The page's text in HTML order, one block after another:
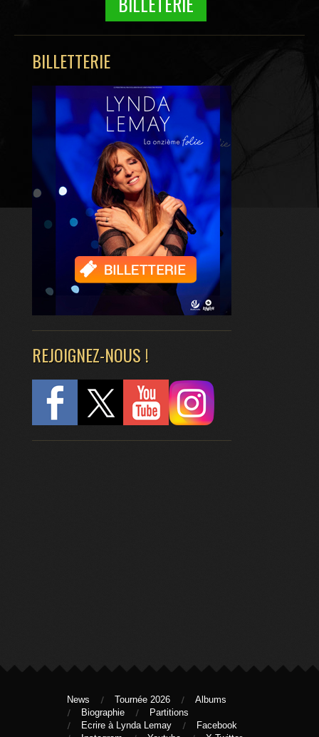
BILLETTERIE
REJOIGNEZ-NOUS !
News Tournée 2026
Albums
Biographie
Partitions
Ecrire à Lynda Lemay
Facebook